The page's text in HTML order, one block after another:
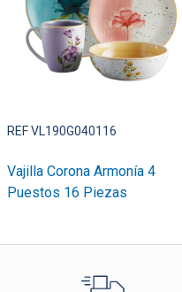
REF VL190G040116
Vajilla Corona Armonía 4
Puestos 16 Piezas